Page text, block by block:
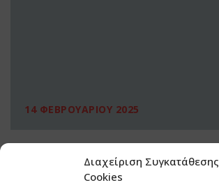
Διαχείριση Συγκατάθεσης
Cookies
14 ΦΕΒΡΟΥΑΡΙΟΥ 2025